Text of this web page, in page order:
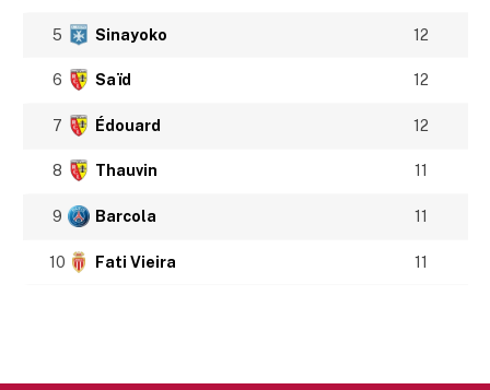
5 Sinayoko 12
6 Saïd 12
7 Édouard 12
8 Thauvin 11
9 Barcola 11
10 Fati Vieira 11